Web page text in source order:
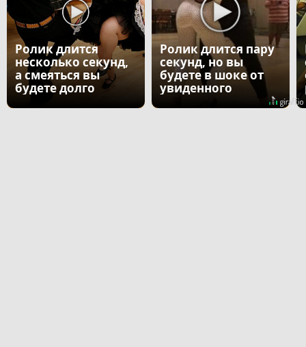
Ролик длится
несколько секунд,
а смеяться вы
будете долго
Ролик длится пару
секунд, но вы
будете в шоке от
увиденного